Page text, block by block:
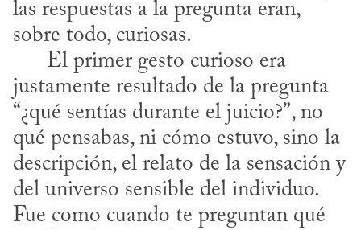
las respuestas a la pregunta eran,
sobre todo, curiosas.
justamente resultado de la pregunta
“¿qué sentías durante el juicio?”, no
qué pensabas, ni cómo estuvo, sino la
descripción, el relato de la sensación y
del universo sensible del individuo.
Fue como cuando te preguntan qué